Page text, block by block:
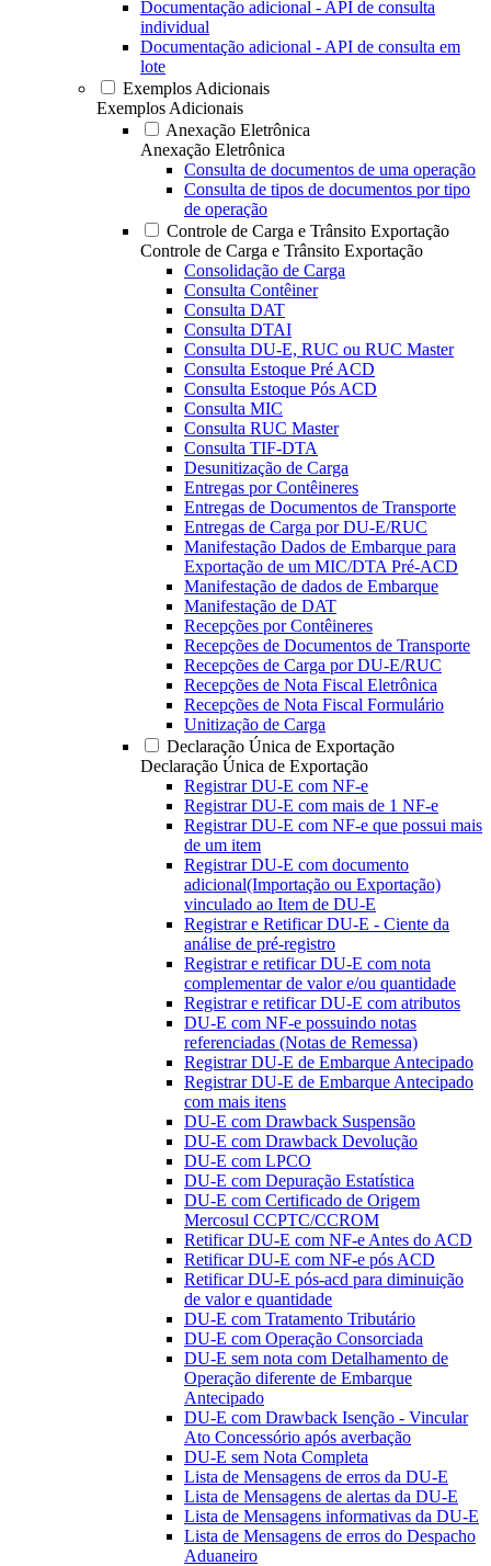
Documentação adicional - API de consulta
individual
Documentação adicional - API de consulta em
lote
Exemplos Adicionais
Exemplos Adicionais
Anexação Eletrônica
Anexação Eletrônica
Consulta de documentos de uma operação
Consulta de tipos de documentos por tipo
de operação
Controle de Carga e Trânsito Exportação
Controle de Carga e Trânsito Exportação
Consolidação de Carga
Consulta Contêiner
Consulta DAT
Consulta DTAI
Consulta DU-E, RUC ou RUC Master
Consulta Estoque Pré ACD
Consulta Estoque Pós ACD
Consulta MIC
Consulta RUC Master
Consulta TIF-DTA
Desunitização de Carga
Entregas por Contêineres
Entregas de Documentos de Transporte
Entregas de Carga por DU-E/RUC
Manifestação Dados de Embarque para
Exportação de um MIC/DTA Pré-ACD
Manifestação de dados de Embarque
Manifestação de DAT
Recepções por Contêineres
Recepções de Documentos de Transporte
Recepções de Carga por DU-E/RUC
Recepções de Nota Fiscal Eletrônica
Recepções de Nota Fiscal Formulário
Unitização de Carga
Declaração Única de Exportação
Declaração Única de Exportação
Registrar DU-E com NF-e
Registrar DU-E com mais de 1 NF-e
Registrar DU-E com NF-e que possui mais
de um item
Registrar DU-E com documento
adicional(Importação ou Exportação)
vinculado ao Item de DU-E
Registrar e Retificar DU-E - Ciente da
análise de pré-registro
Registrar e retificar DU-E com nota
complementar de valor e/ou quantidade
Registrar e retificar DU-E com atributos
DU-E com NF-e possuindo notas
referenciadas (Notas de Remessa)
Registrar DU-E de Embarque Antecipado
Registrar DU-E de Embarque Antecipado
com mais itens
DU-E com Drawback Suspensão
DU-E com Drawback Devolução
DU-E com LPCO
DU-E com Depuração Estatística
DU-E com Certificado de Origem
Mercosul CCPTC/CCROM
Retificar DU-E com NF-e Antes do ACD
Retificar DU-E com NF-e pós ACD
Retificar DU-E pós-acd para diminuição
de valor e quantidade
DU-E com Tratamento Tributário
DU-E com Operação Consorciada
DU-E sem nota com Detalhamento de
Operação diferente de Embarque
Antecipado
DU-E com Drawback Isenção - Vincular
Ato Concessório após averbação
DU-E sem Nota Completa
Lista de Mensagens de erros da DU-E
Lista de Mensagens de alertas da DU-E
Lista de Mensagens informativas da DU-E
Lista de Mensagens de erros do Despacho
Aduaneiro